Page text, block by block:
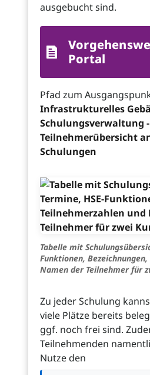
ausgebucht sind.
Portal
Pfad zum
Infrastrukturelles
Schulungsverwaltung -
Teilnehmerübersicht
Schulungen
Tabelle mit
Funktionen,
Namen der Teilnehmer für
Zu jeder Schulung
viele Plätze bereits
ggf. noch frei sind.
Teilnehmenden
Nutze den